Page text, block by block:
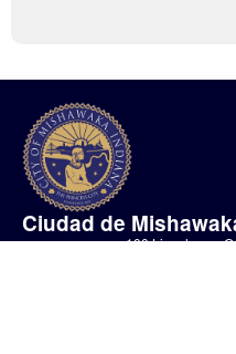
Ciudad de
100 Lincolnway